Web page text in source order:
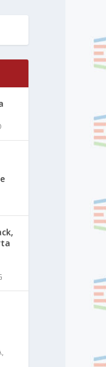
,